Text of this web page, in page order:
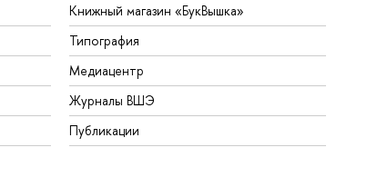
Книжный магазин «БукВышка»
Типография
Медиацентр
Журналы ВШЭ
Публикации